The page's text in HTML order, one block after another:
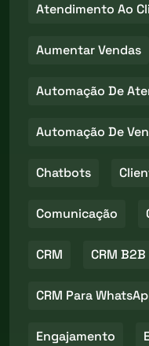
Atendimento Ao
Aumentar Vendas
Automação De
Automação De
Chatbots
Comunicação
CRM CRM B2B
CRM Para
Engajamento